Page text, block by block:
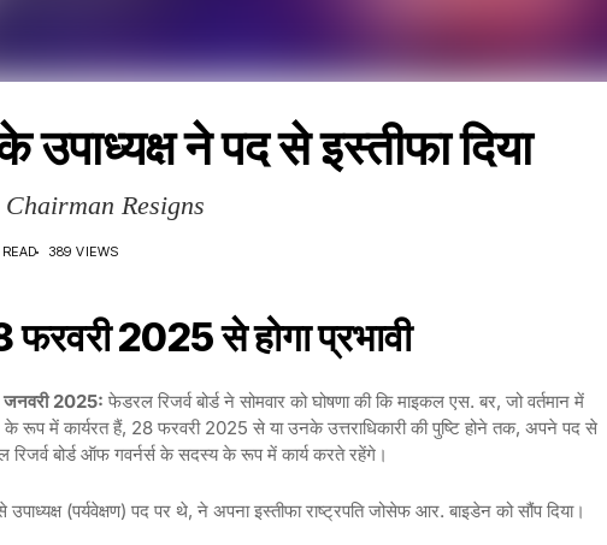
उपाध्यक्ष ने पद से इस्तीफा दिया
Resigns
389 VIEWS
फरवरी 2025 से होगा प्रभावी
जनवरी 2025: फेडरल रिजर्व बोर्ड ने सोमवार को घोषणा की कि माइकल एस. बर, जो वर्तमान में
के रूप में कार्यरत हैं, 28 फरवरी 2025 से या उनके उत्तराधिकारी की पुष्टि होने तक, अपने पद से
बोर्ड ऑफ गवर्नर्स के सदस्य के रूप में कार्य करते रहेंगे।
(पर्यवेक्षण) पद पर थे, ने अपना इस्तीफा राष्ट्रपति जोसेफ आर. बाइडेन को सौंप दिया।